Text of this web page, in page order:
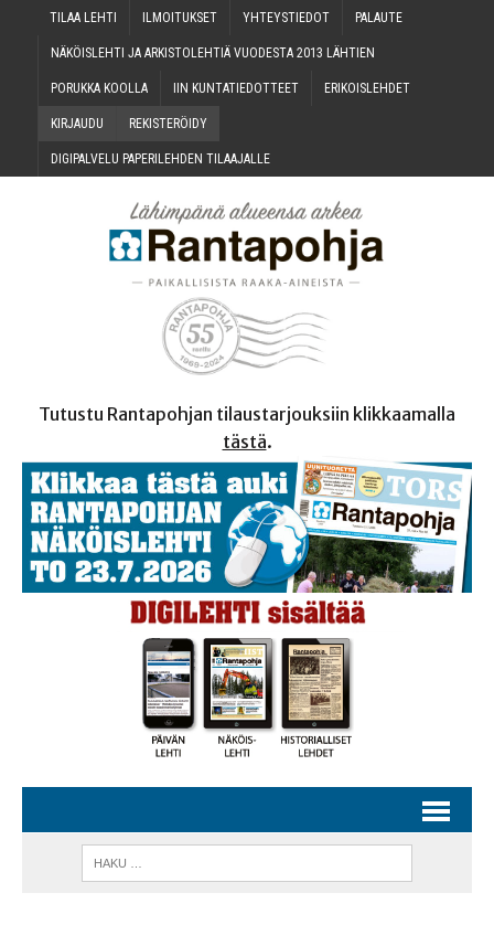
TILAA LEH­TI ILMOI­TUK­SET YHTEYS­TIE­DOT PALAU­TE
NÄKÖIS­LEH­TI JA ARKIS­TO­LEH­TIÄ VUO­DES­TA 2013 LÄHTIEN
PORUK­KA KOOLLA IIN KUN­TA­TIE­DOT­TEET ERI­KOIS­LEH­DET
KIR­JAU­DU REKIS­TE­RÖI­DY
DIGI­PAL­VE­LU PAPE­RI­LEH­DEN TILAAJALLE
Tutustu Rantapohjan tilaustarjouksiin klikkaamalla
tästä.